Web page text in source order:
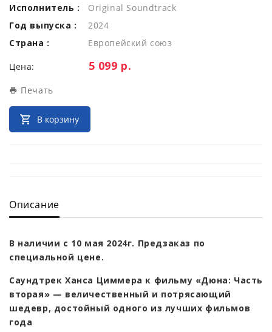
Исполнитель :
Original Soundtrack
Год выпуска :
2024
Страна :
Европейский союз
Цена: Цена:
5 099 р.
Печать
В корзину
Описание
В наличии с 10 мая 2024г. Предзаказ по
специальной цене.
Саундтрек Ханса Циммера к фильму «Дюна: Часть
вторая» — величественный и потрясающий
шедевр, достойный одного из лучших фильмов
года